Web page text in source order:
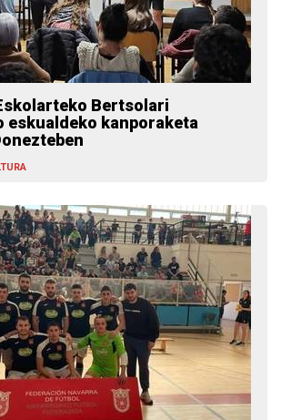
Bertsolari
eskualdeko kanporaketa